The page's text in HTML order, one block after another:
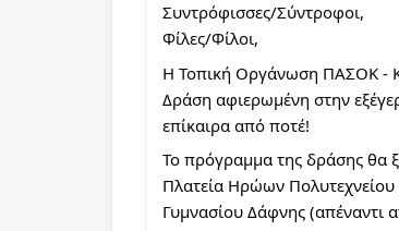
Συντρόφισσες/Σύντροφοι,
Φίλες/Φίλοι,
Η Τοπική Οργάνωση ΠΑΣΟΚ -
Δράση αφιερωμένη στην
επίκαιρα από ποτέ!
Το πρόγραμμα της δράσης θα
Πλατεία Ηρώων Πολυτεχνείου
Γυμνασίου Δάφνης (απέναντι